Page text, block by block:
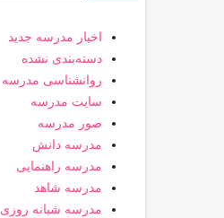
اخبار مدرسه جدید
دسته‌بندی نشده
روانشناسی مدرسه
سایت مدرسه
صور مدرسه
مدرسه دانش
مدرسه راهنمایی
مدرسه شاهد
مدرسه شبانه روزی